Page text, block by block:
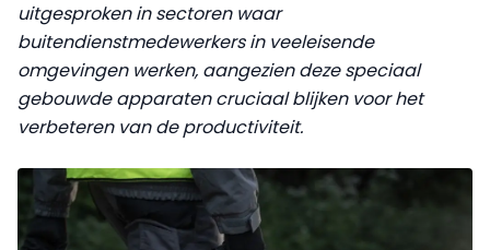
uitgesproken in sectoren waar
buitendienstmedewerkers in veeleisende
omgevingen werken, aangezien deze speciaal
gebouwde apparaten cruciaal blijken voor het
verbeteren van de productiviteit.